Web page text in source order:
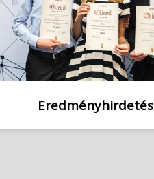
Eredményhirdetés